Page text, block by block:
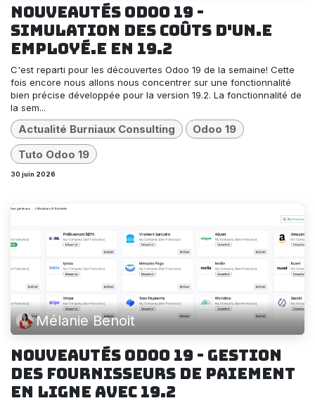
Nouveautés Odoo 19 -
simulation des Coûts d'un.e
employé.e en 19.2
C'est reparti pour les découvertes Odoo 19 de la semaine! Cette
fois encore nous allons nous concentrer sur une fonctionnalité
bien précise développée pour la version 19.2. La fonctionnalité de
la sem...
Actualité Burniaux Consulting
Odoo 19
Tuto Odoo 19
30 juin 2026
Mélanie Benoit
Nouveautés Odoo 19 - gestion
des fournisseurs de paiement
en ligne avec 19.2